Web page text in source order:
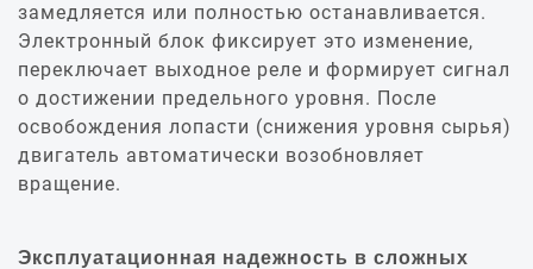
замедляется или полностью останавливается.
Электронный блок фиксирует это изменение,
переключает выходное реле и формирует сигнал
о достижении предельного уровня. После
освобождения лопасти (снижения уровня сырья)
двигатель автоматически возобновляет
вращение.
Эксплуатационная надежность в сложных